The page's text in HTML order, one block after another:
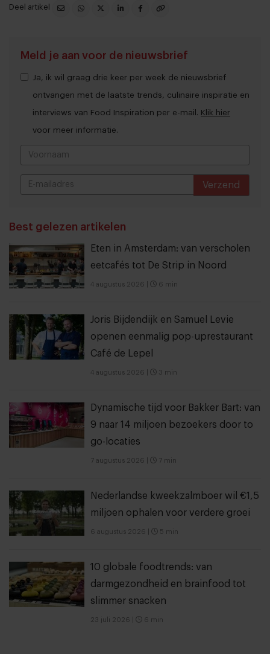
Deel artikel
Meld je aan voor de nieuwsbrief
Ja, ik wil graag drie keer per week de nieuwsbrief
ontvangen met de laatste trends, culinaire inspiratie en
interviews van Food Inspiration per e-mail. Klik hier
voor meer informatie.
Verzend
Best gelezen artikelen
Eten in Amsterdam: van verscholen
eetcafés tot De Strip in Noord
4 augustus 2026 6 min
Joris Bijdendijk en Samuel Levie
openen eenmalig pop-uprestaurant
Café de Lepel
4 augustus 2026 3 min
Dynamische tijd voor Bakker Bart: van
9 naar 14 miljoen bezoekers door to
go-locaties
7 augustus 2026 7 min
Nederlandse kweekzalmboer wil €1,5
miljoen ophalen voor verdere groei
6 augustus 2026 5 min
10 globale foodtrends: van
darmgezondheid en brainfood tot
slimmer snacken
23 juli 2026 6 min